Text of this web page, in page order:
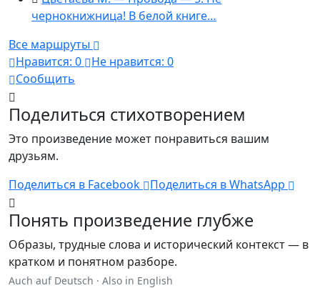
чернокнижница! В белой книге…
Все маршруты
Нравится: 0 Не нравится: 0
Сообщить
Поделиться стихотворением
Это произведение может понравиться вашим
друзьям.
Поделиться в Facebook
Поделиться в WhatsApp
Понять произведение глубже
Образы, трудные слова и исторический контекст — в
кратком и понятном разборе.
Auch auf Deutsch · Also in English